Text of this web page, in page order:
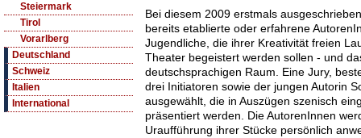
Steiermark
Tirol
Vorarlberg
Deutschland
Schweiz
Italien
International
Bei diesem 2009 erstmals
bereits etablierte oder erfahrene
Jugendliche, die ihrer Kreativität freien
Theater begeistert werden sollen - und
deutschsprachigen Raum. Eine Jury,
drei Initiatoren sowie der jungen Autorin
ausgewählt, die in Auszügen szenisch
präsentiert werden. Die AutorenInnen
Uraufführung ihrer Stücke persönlich